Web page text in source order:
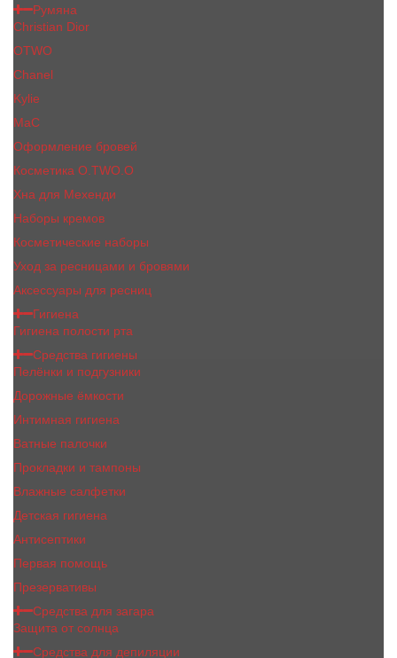
Румяна
Christian Dior
OTWO
Сhanеl
Kylie
MaC
Оформление бровей
Косметика O.TWO.O
Хна для Мехенди
Наборы кремов
Косметические наборы
Уход за ресницами и бровями
Аксессуары для ресниц
Гигиена
Гигиена полости рта
Средства гигиены
Пелёнки и подгузники
Дорожные ёмкости
Интимная гигиена
Ватные палочки
Прокладки и тампоны
Влажные салфетки
Детская гигиена
Антисептики
Первая помощь
Презервативы
Средства для загара
Защита от солнца
Средства для депиляции